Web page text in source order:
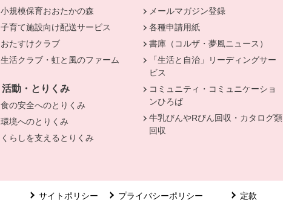
小規模保育おおたかの森
子育て施設向け配送サービス
おたすけクラブ
生活クラブ・虹と風のファーム
活動・とりくみ
食の安全へのとりくみ
環境へのとりくみ
くらしを支えるとりくみ
メールマガジン登録
各種申請用紙
書庫（コルザ・夢風ニュース）
「生活と自治」リーディングサー
ビス
コミュニティ・コミュニケーショ
ンひろば
牛乳びんやRびん回収・カタログ類
回収
サイトポリシー プライバシーポリシー 定款